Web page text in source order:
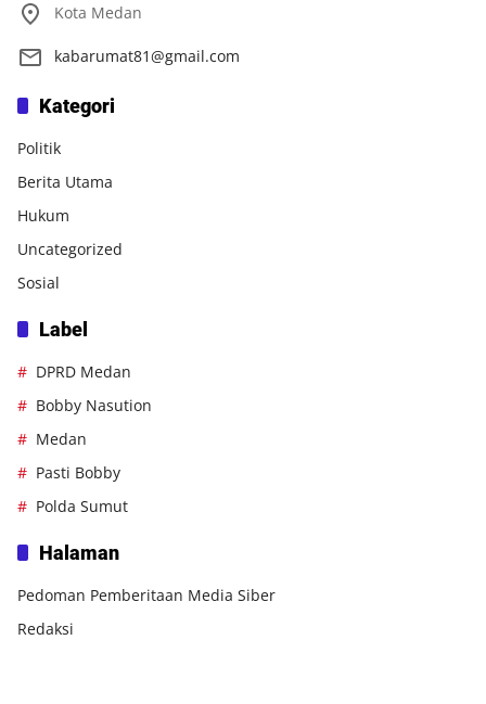
Kota Medan
kabarumat81@gmail.com
Kategori
Politik
Berita Utama
Hukum
Uncategorized
Sosial
Label
DPRD Medan
Bobby Nasution
Medan
Pasti Bobby
Polda Sumut
Halaman
Pedoman Pemberitaan Media Siber
Redaksi